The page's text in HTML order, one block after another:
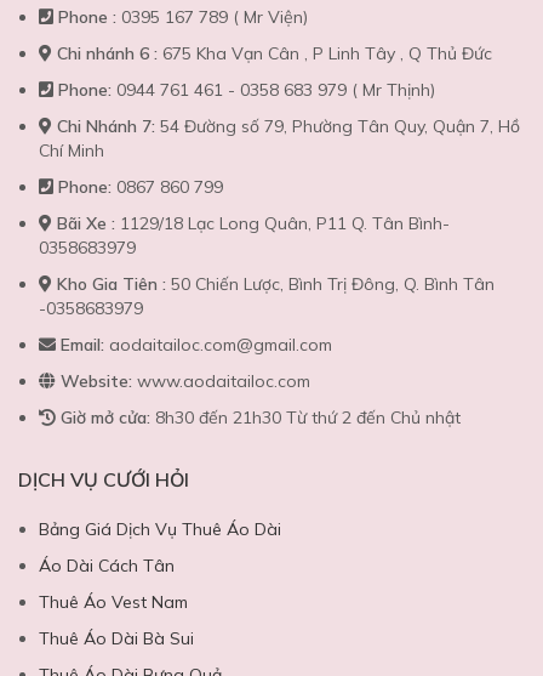
Phone : 0395 167 789 ( Mr Viện)
Chi nhánh 6 : 675 Kha Vạn Cân , P Linh Tây , Q Thủ Đức
Phone: 0944 761 461 - 0358 683 979 ( Mr Thịnh)
Chi Nhánh 7: 54 Đường số 79, Phường Tân Quy, Quận 7, Hồ
Chí Minh
Phone: 0867 860 799
Bãi Xe : 1129/18 Lạc Long Quân, P11 Q. Tân Bình-
0358683979
Kho Gia Tiên : 50 Chiến Lược, Bình Trị Đông, Q. Bình Tân
-0358683979
Email: aodaitailoc.com@gmail.com
Website: www.aodaitailoc.com
Giờ mở cửa: 8h30 đến 21h30 Từ thứ 2 đến Chủ nhật
DỊCH VỤ CƯỚI HỎI
Bảng Giá Dịch Vụ Thuê Áo Dài
Áo Dài Cách Tân
Thuê Áo Vest Nam
Thuê Áo Dài Bà Sui